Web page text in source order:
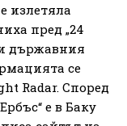
излетяла
пред „24
държавния
се
Radar. Според
е в Баку